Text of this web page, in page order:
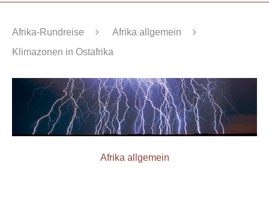
Afrika-Rundreise
Afrika allgemein
Klimazonen in Ostafrika
Afrika allgemein